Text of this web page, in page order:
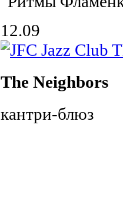
12.09
The Neighbors
кантри-блюз